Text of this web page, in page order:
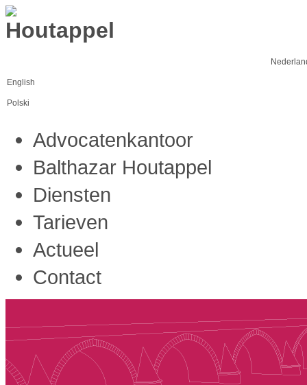
English
Polski
Advocatenkantoor
Balthazar Houtappel
Diensten
Tarieven
Actueel
Contact